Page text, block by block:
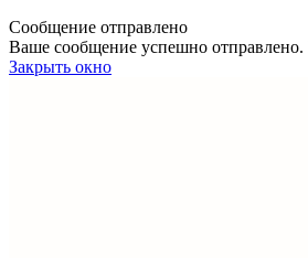
Сообщение отправлено
Ваше сообщение успешно
Закрыть окно